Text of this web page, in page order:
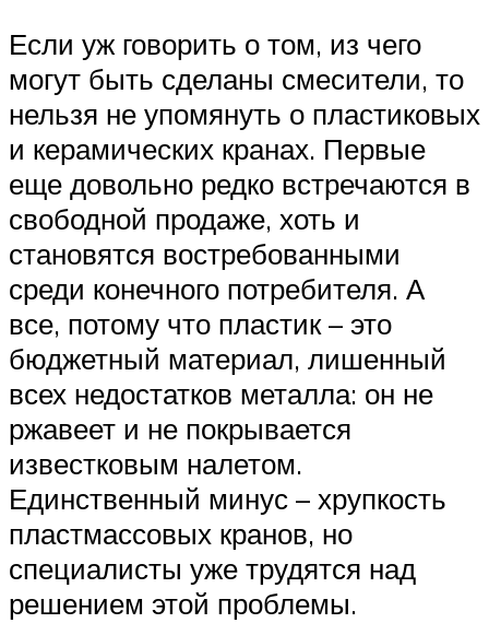
Если уж говорить о том, из чего
могут быть сделаны смесители, то
нельзя не упомянуть о пластиковых
и керамических кранах. Первые
еще довольно редко встречаются в
свободной продаже, хоть и
становятся востребованными
среди конечного потребителя. А
все, потому что пластик – это
бюджетный материал, лишенный
всех недостатков металла: он не
ржавеет и не покрывается
известковым налетом.
Единственный минус – хрупкость
пластмассовых кранов, но
специалисты уже трудятся над
решением этой проблемы.